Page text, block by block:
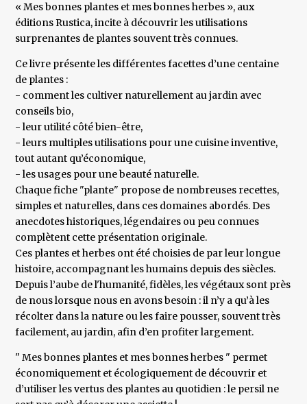
« Mes bonnes plantes et mes bonnes herbes », aux
éditions Rustica, incite à découvrir les utilisations
surprenantes de plantes souvent très connues.
Ce livre présente les différentes facettes d’une centaine
de plantes :
- comment les cultiver naturellement au jardin avec
conseils bio,
- leur utilité côté bien-être,
- leurs multiples utilisations pour une cuisine inventive,
tout autant qu’économique,
- les usages pour une beauté naturelle.
Chaque fiche "plante" propose de nombreuses recettes,
simples et naturelles, dans ces domaines abordés. Des
anecdotes historiques, légendaires ou peu connues
complètent cette présentation originale.
Ces plantes et herbes ont été choisies de par leur longue
histoire, accompagnant les humains depuis des siècles.
Depuis l’aube de l'humanité, fidèles, les végétaux sont près
de nous lorsque nous en avons besoin : il n’y a qu’à les
récolter dans la nature ou les faire pousser, souvent très
facilement, au jardin, afin d’en profiter largement.
" Mes bonnes plantes et mes bonnes herbes " permet
économiquement et écologiquement de découvrir et
d’utiliser les vertus des plantes au quotidien : le persil ne